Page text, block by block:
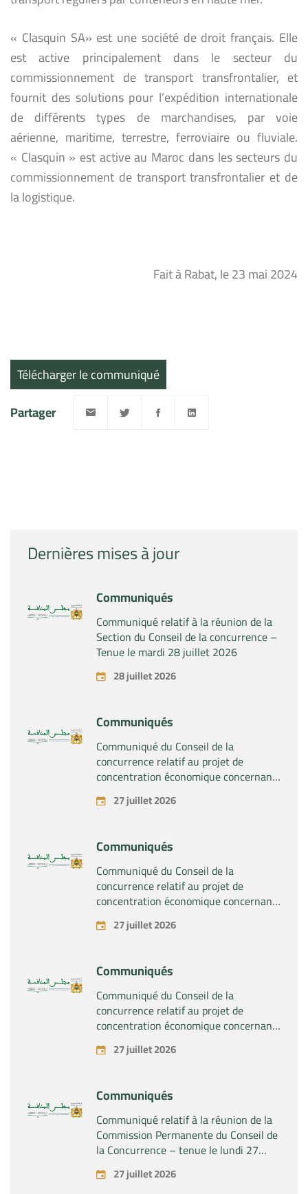
Dernières mises à jour
Communiqués
Communiqué relatif à la réunion de la
Section du Conseil de la concurrence –
Tenue le mardi 28 juillet 2026
28 juillet 2026
Communiqués
Communiqué du Conseil de la
concurrence relatif au projet de
concentration économique concernant
la prise du contrôle exclusif par la
société « Substipharm SAS » des actifs
pharmaceutiques « Rilutek » et «
Sabril » détenus par la société « Sanofi
SA »
27 juillet 2026
Communiqués
Communiqué du Conseil de la
concurrence relatif au projet de
concentration économique concernant
la prise du contrôle exclusif par la
société « Plastika Kritis SA » de la
27 juillet 2026
Communiqués
Communiqué du Conseil de la
concurrence relatif au projet de
concentration économique concernant
la prise par la société « Fives SAS » du
contrôle exclusif de la société « Aries
27 juillet 2026
Communiqués
Communiqué relatif à la réunion de la
Commission Permanente du Conseil de
la Concurrence – tenue le lundi 27
juillet 2026
27 juillet 2026
« Clasquin SA» est une société de droit français. Elle
est active principalement dans le secteur du
commissionnement de transport transfrontalier, et
fournit des solutions pour l’expédition internationale
de différents types de marchandises, par voie
aérienne, maritime, terrestre, ferroviaire ou fluviale.
« Clasquin » est active au Maroc dans les secteurs du
commissionnement de transport transfrontalier et de
la logistique.
Fait à Rabat, le 23 mai 2024
Télécharger le communiqué
Partager